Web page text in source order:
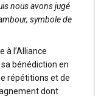
nous avons jugé
symbole de
à l’Alliance
bénédiction en
répétitions et de
dont